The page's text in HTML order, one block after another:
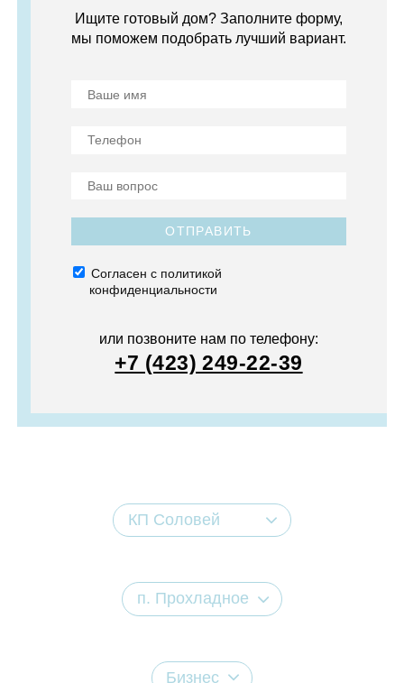
Ищите готовый дом? Заполните форму,
мы поможем подобрать лучший вариант.
ОТПРАВИТЬ
Согласен с политикой
конфиденциальности
или позвоните нам по телефону:
+7 (423) 249-22-39
КП Соловей
п. Прохладное
Бизнес